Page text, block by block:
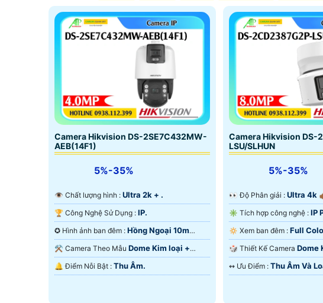
Camera Hikvision DS-2SE7C432MW-
AEB(14F1)
5%-35%
👁 Chất lượng hình : Ultra 2k + .
🏆 Công Nghệ Sử Dụng : IP.
✪ Hình ảnh ban đêm : Hồng Ngoại 10m
Hồng Ngoại SMD.
⚒ Camera Theo Mẫu Dome Kim loại +
Nhựa.
️🔔 Điểm Nỗi Bật : Thu Âm.
Camera Hikvision DS-
LSU/SLHUN
5%-35%
️👀 Độ Phân giải : Ultra 4k
✳️ Tích hợp công nghệ : IP
🔅 Xem ban đêm : Full
Ban Ðêm.
🎲 Thiết Kế Camera Dome
️↭ Ưu Điểm : Thu Âm Và